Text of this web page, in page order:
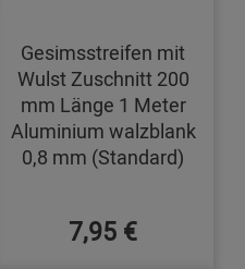
Gesimsstreifen mit
Wulst Zuschnitt 200
mm Länge 1 Meter
Aluminium walzblank
0,8 mm (Standard)
7,95 €